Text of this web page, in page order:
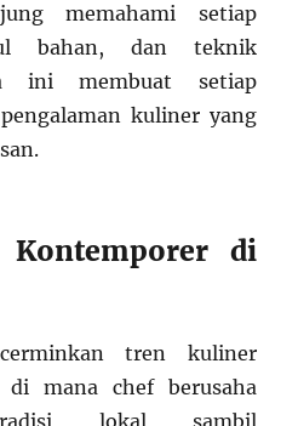
memahami setiap
bahan, dan teknik
ini membuat setiap
kuliner yang
di
tren kuliner
mana chef berusaha